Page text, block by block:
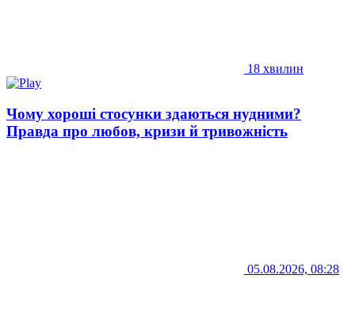
18 хвилин
Чому хороші стосунки здаються нудними?
Правда про любов, кризи й тривожність
05.08.2026, 08:28